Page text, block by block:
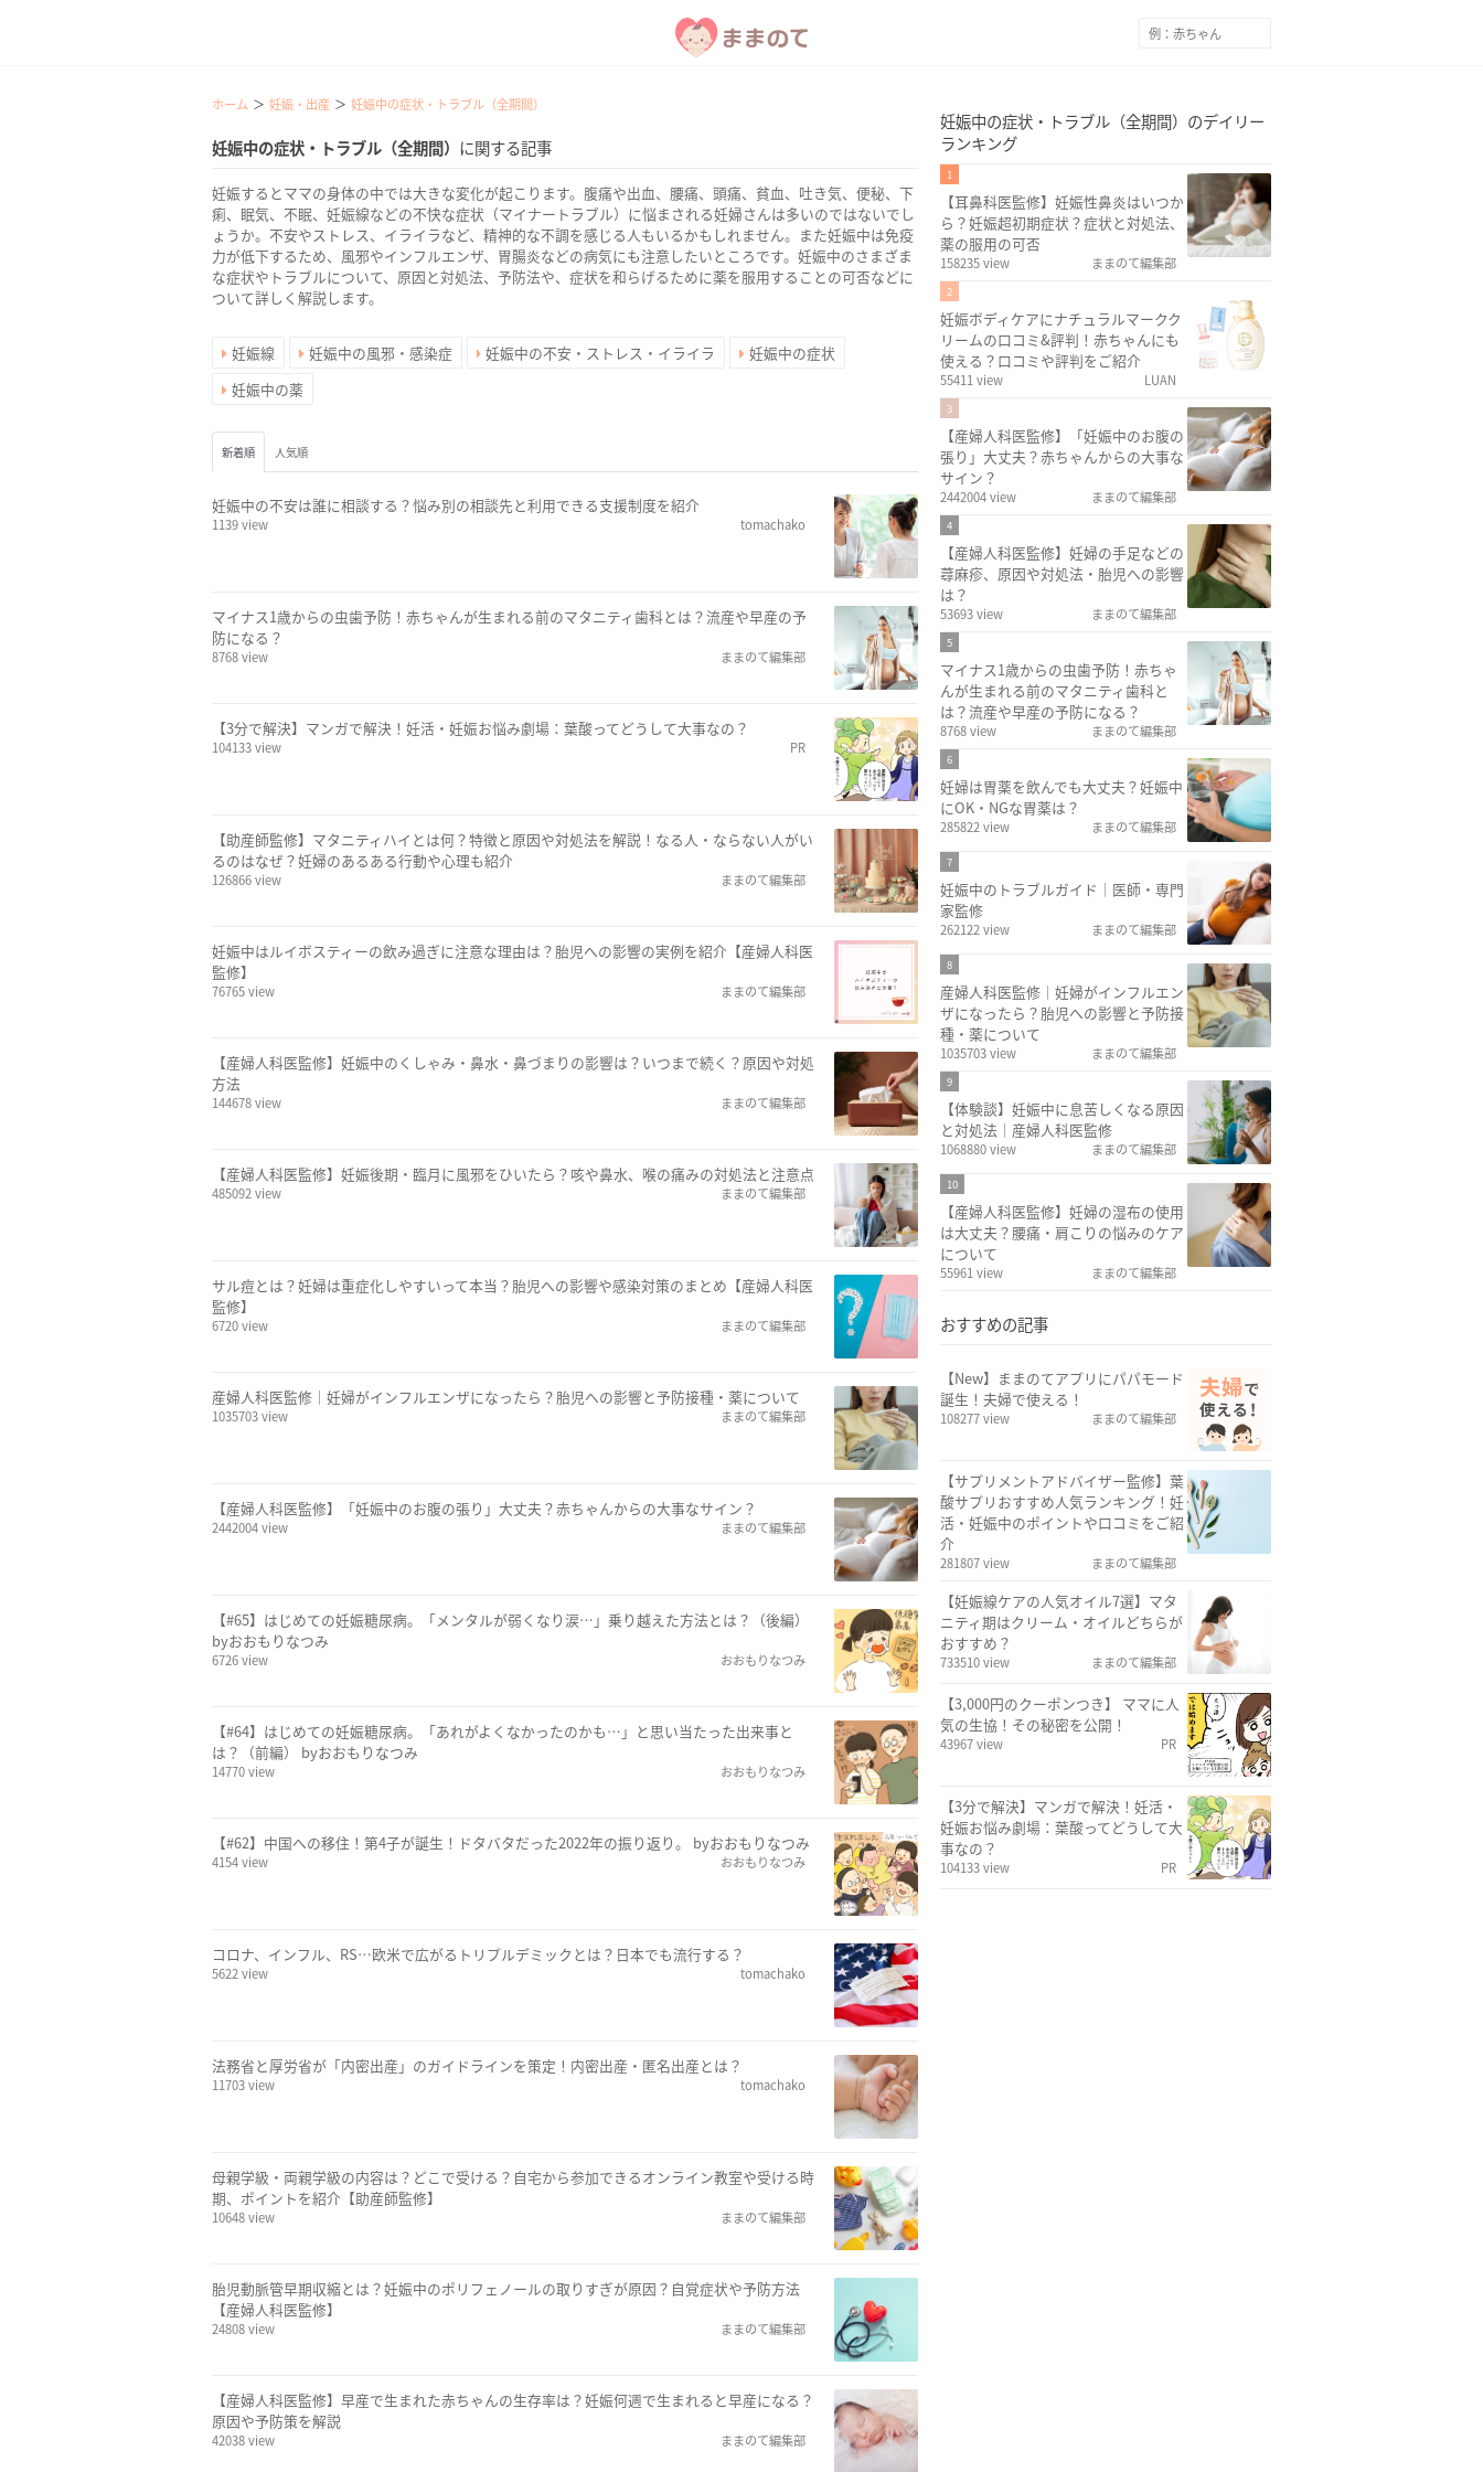
ホーム 妊娠・出産 妊娠中の症状・トラブル（全期間）
妊娠中の症状・トラブル（全期間） に関する記事
妊娠するとママの身体の中では大きな変化が起こります。腹痛や出血、腰痛、頭痛、貧血、吐き気、便秘、下
痢、眠気、不眠、妊娠線などの不快な症状（マイナートラブル）に悩まされる妊婦さんは多いのではないでし
ょうか。不安やストレス、イライラなど、精神的な不調を感じる人もいるかもしれません。また妊娠中は免疫
力が低下するため、風邪やインフルエンザ、胃腸炎などの病気にも注意したいところです。妊娠中のさまざま
な症状やトラブルについて、原因と対処法、予防法や、症状を和らげるために薬を服用することの可否などに
ついて詳しく解説します。
妊娠線 妊娠中の風邪・感染症 妊娠中の不安・ストレス・イライラ
妊娠中の症状
妊娠中の薬
新着順 人気順
妊娠中の不安は誰に相談する？悩み別の相談先と利用できる支援制度を紹介
1139 view tomachako
マイナス1歳からの虫歯予防！赤ちゃんが生まれる前のマタニティ歯科とは？流産や早産の予
防になる？
8768 view ままのて編集部
【3分で解決】マンガで解決！妊活・妊娠お悩み劇場：葉酸ってどうして大事なの？
104133 view PR
【助産師監修】マタニティハイとは何？特徴と原因や対処法を解説！なる人・ならない人がい
るのはなぜ？妊婦のあるある行動や心理も紹介
126866 view ままのて編集部
妊娠中はルイボスティーの飲み過ぎに注意な理由は？胎児への影響の実例を紹介【産婦人科医
監修】
76765 view ままのて編集部
【産婦人科医監修】妊娠中のくしゃみ・鼻水・鼻づまりの影響は？いつまで続く？原因や対処
方法
144678 view ままのて編集部
【産婦人科医監修】妊娠後期・臨月に風邪をひいたら？咳や鼻水、喉の痛みの対処法と注意点
485092 view ままのて編集部
サル痘とは？妊婦は重症化しやすいって本当？胎児への影響や感染対策のまとめ【産婦人科医
監修】
6720 view ままのて編集部
産婦人科医監修｜妊婦がインフルエンザになったら？胎児への影響と予防接種・薬について
1035703 view ままのて編集部
【産婦人科医監修】「妊娠中のお腹の張り」大丈夫？赤ちゃんからの大事なサイン？
2442004 view ままのて編集部
【#65】はじめての妊娠糖尿病。「メンタルが弱くなり涙…」乗り越えた方法とは？（後編）
byおおもりなつみ
6726 view おおもりなつみ
【#64】はじめての妊娠糖尿病。「あれがよくなかったのかも…」と思い当たった出来事と
は？（前編） byおおもりなつみ
14770 view おおもりなつみ
【#62】中国への移住！第4子が誕生！ドタバタだった2022年の振り返り。 byおおもりなつみ
4154 view おおもりなつみ
コロナ、インフル、RS…欧米で広がるトリプルデミックとは？日本でも流行する？
5622 view tomachako
法務省と厚労省が「内密出産」のガイドラインを策定！内密出産・匿名出産とは？
11703 view tomachako
母親学級・両親学級の内容は？どこで受ける？自宅から参加できるオンライン教室や受ける時
期、ポイントを紹介【助産師監修】
10648 view ままのて編集部
胎児動脈管早期収縮とは？妊娠中のポリフェノールの取りすぎが原因？自覚症状や予防方法
【産婦人科医監修】
24808 view ままのて編集部
【産婦人科医監修】早産で生まれた赤ちゃんの生存率は？妊娠何週で生まれると早産になる？
原因や予防策を解説
42038 view ままのて編集部
妊娠中の症状・トラブル（全期間）のデイリー
ランキング
1
【耳鼻科医監修】妊娠性鼻炎はいつか
ら？妊娠超初期症状？症状と対処法、
薬の服用の可否
158235 view ままのて編集部
2
妊娠ボディケアにナチュラルマークク
リームの口コミ&評判！赤ちゃんにも
使える？口コミや評判をご紹介
55411 view LUAN
3
【産婦人科医監修】「妊娠中のお腹の
張り」大丈夫？赤ちゃんからの大事な
サイン？
2442004 view ままのて編集部
4
【産婦人科医監修】妊婦の手足などの
蕁麻疹、原因や対処法・胎児への影響
は？
53693 view ままのて編集部
5
マイナス1歳からの虫歯予防！赤ちゃ
んが生まれる前のマタニティ歯科と
は？流産や早産の予防になる？
8768 view ままのて編集部
6
妊婦は胃薬を飲んでも大丈夫？妊娠中
にOK・NGな胃薬は？
285822 view ままのて編集部
7
妊娠中のトラブルガイド｜医師・専門
家監修
262122 view ままのて編集部
8
産婦人科医監修｜妊婦がインフルエン
ザになったら？胎児への影響と予防接
種・薬について
1035703 view ままのて編集部
9
【体験談】妊娠中に息苦しくなる原因
と対処法｜産婦人科医監修
1068880 view ままのて編集部
10
【産婦人科医監修】妊婦の湿布の使用
は大丈夫？腰痛・肩こりの悩みのケア
について
55961 view ままのて編集部
おすすめの記事
【New】ままのてアプリにパパモード
誕生！夫婦で使える！
108277 view ままのて編集部
【サプリメントアドバイザー監修】葉
酸サプリおすすめ人気ランキング！妊
活・妊娠中のポイントや口コミをご紹
介
281807 view ままのて編集部
【妊娠線ケアの人気オイル7選】マタ
ニティ期はクリーム・オイルどちらが
おすすめ？
733510 view ままのて編集部
【3,000円のクーポンつき】 ママに人
気の生協！その秘密を公開！
43967 view PR
【3分で解決】マンガで解決！妊活・
妊娠お悩み劇場：葉酸ってどうして大
事なの？
104133 view PR